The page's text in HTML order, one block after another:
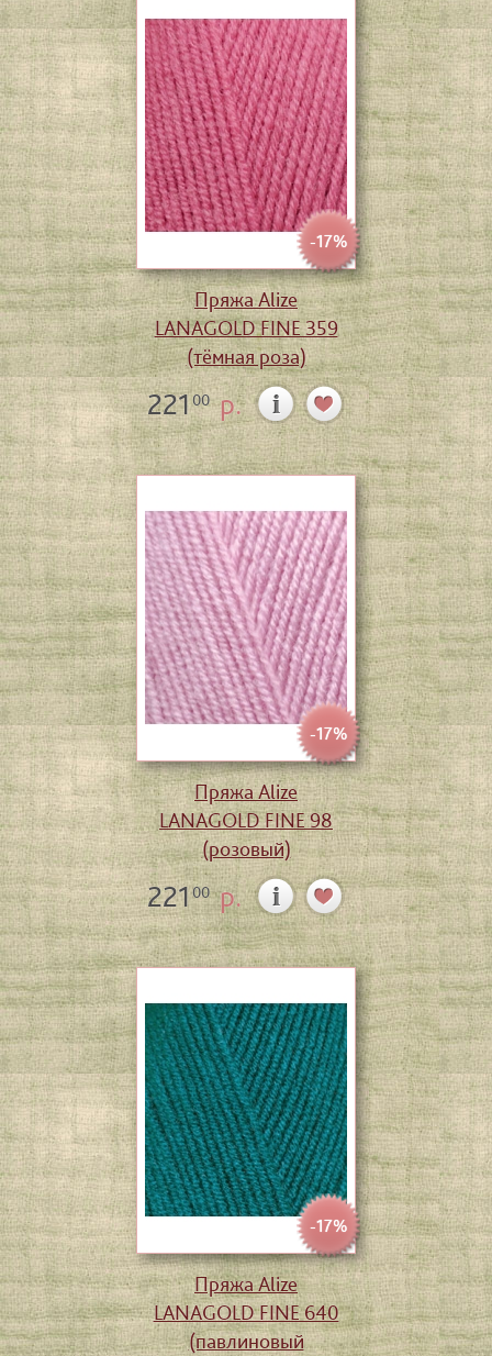
-17%
Пряжа Alize
LANAGOLD FINE 359
(тёмная роза)
22100р.
-17%
Пряжа Alize
LANAGOLD FINE 98
(розовый)
22100р.
-17%
Пряжа Alize
LANAGOLD FINE 640
(павлиновый